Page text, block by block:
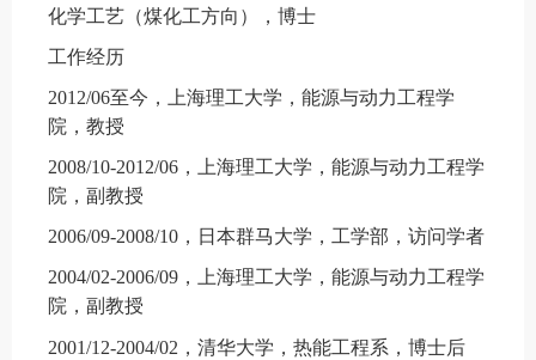
化学工艺（煤化工方向），博士
工作经历
2012/06至今，上海理工大学，能源与动力工程学
院，教授
2008/10-2012/06 ，上海理工大学，能源与动力工程学
院，副教授
2006/09-2008/10 ，日本群马大学，工学部，访问学者
2004/02-2006/09 ，上海理工大学，能源与动力工程学
院，副教授
2001/12-2004/02 ，清华大学，热能工程系，博士后